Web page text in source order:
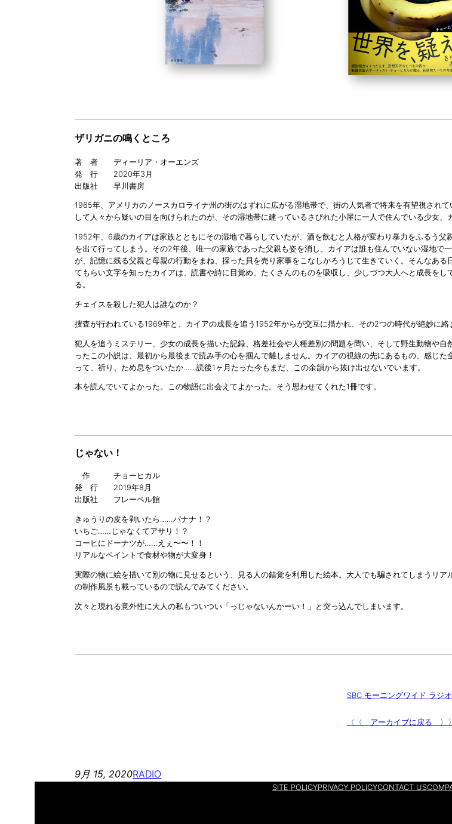
ザリガニの鳴くところ
著 者 ディーリア・オーエンズ
発 行 2020年3月
出版社 早川書房
1965年、アメリカのノースカロライナ州の街のはずれに広がる湿地帯で、街の人気者で将来を有望視され
して人々から疑いの目を向けられたのが、その湿地帯に建っているさびれた小屋に一人で住んでいる少女、
1952年、6歳のカイアは家族とともにその湿地で暮らしていたが、酒を飲むと人格が変わり暴力をふるう
を出て行ってしまう。その2年後、唯一の家族であった父親も姿を消し、カイアは誰も住んでいない湿地
が、記憶に残る父親と母親の行動をまね、採った貝を売り家事をこなしかろうじて生きていく。そんなあ
てもらい文字を知ったカイアは、読書や詩に目覚め、たくさんのものを吸収し、少しづつ大人へと成長を
る。
チェイスを殺した犯人は誰なのか？
捜査が行われている1969年と、カイアの成長を追う1952年からが交互に描かれ、その2つの時代が絶妙に絡
犯人を追うミステリー、少女の成長を描いた記録、格差社会や人種差別の問題を問い、そして野生動物や
ったこの小説は、最初から最後まで読み手の心を掴んで離しません。カイアの視線の先にあるもの、感じ
って、祈り、ため息をついたか……読後1ヶ月たった今もまだ、この余韻から抜け出せないでいます。
本を読んでいてよかった。この物語に出会えてよかった。そう思わせてくれた1冊です。
じゃない！
作 チョーヒカル
発 行 2019年8月
出版社 フレーベル館
きゅうりの皮を剥いたら……バナナ！？
いちご……じゃなくてアサリ！？
コーヒにドーナツが……えぇ〜〜！！
リアルなペイントで食材や物が大変身！
実際の物に絵を描いて別の物に見せるという、見る人の錯覚を利用した絵本。大人でも騙されてしまうリ
の制作風景も載っているので読んでみてください。
次々と現れる意外性に大人の私もついつい「っじゃないんかーい！」と突っ込んでしまいます。
SBC モーニングワイド ラジ
〈〈 アーカイブに戻る 〉〉
9月 15, 2020RADIO
SITE POLICYPRIVACY POLICYCONTACT US